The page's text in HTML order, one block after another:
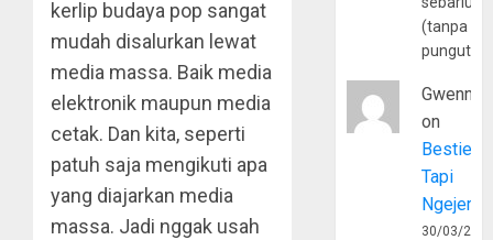
kerlip budaya pop sangat
mudah disalurkan lewat
media massa. Baik media
elektronik maupun media
cetak. Dan kita, seperti
patuh saja mengikuti apa
yang diajarkan media
massa. Jadi nggak usah
(tanpa
Gwenny
on
Bestie
Tapi
30/03/